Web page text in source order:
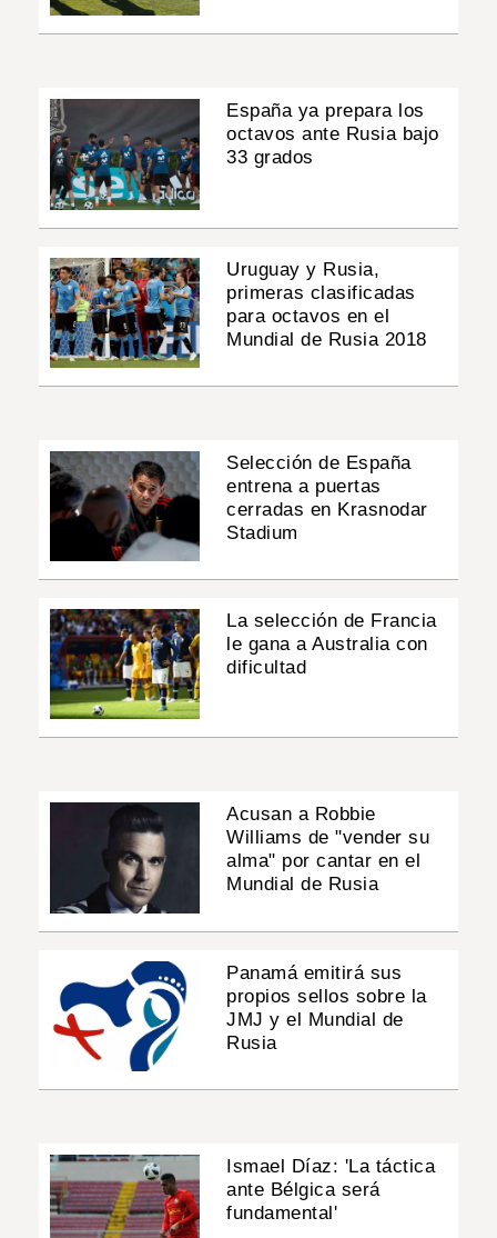
España ya prepara los
octavos ante Rusia bajo
33 grados
Uruguay y Rusia,
primeras clasificadas
para octavos en el
Mundial de Rusia 2018
Selección de España
entrena a puertas
cerradas en Krasnodar
Stadium
La selección de Francia
le gana a Australia con
dificultad
Acusan a Robbie
Williams de "vender su
alma" por cantar en el
Mundial de Rusia
Panamá emitirá sus
propios sellos sobre la
JMJ y el Mundial de
Rusia
Ismael Díaz: 'La táctica
ante Bélgica será
fundamental'